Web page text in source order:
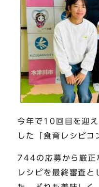
今年で10回目を迎
した「食育レシピコ
744の応募から厳正
レシピを最終審査